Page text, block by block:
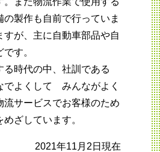
製作も自前で行っていま
が、主に自動車部品や自
す。
時代の中、社訓である
よくして みんながよく
サービスでお客様のため
ざしています。
2021年11月2日現在